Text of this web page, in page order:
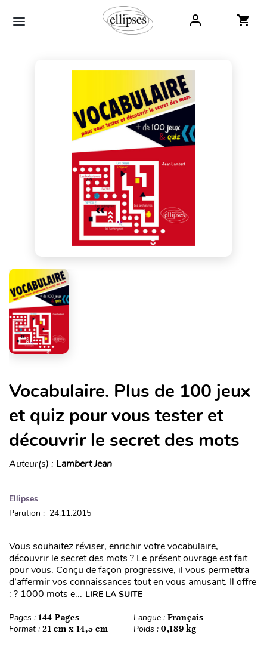
Vocabulaire. Plus de 100 jeux
et quiz pour vous tester et
découvrir le secret des mots
Auteur(s) : Lambert Jean
Ellipses
Parution : 24.11.2015
Vous souhaitez réviser, enrichir votre vocabulaire,
découvrir le secret des mots ? Le présent ouvrage est fait
pour vous. Conçu de façon progressive, il vous permettra
d’affermir vos connaissances tout en vous amusant. Il offre
: ? 1000 mots e... LIRE LA SUITE
Pages : 144 Pages Langue : Français
Format : 21 cm x 14,5 cm Poids : 0,189 kg